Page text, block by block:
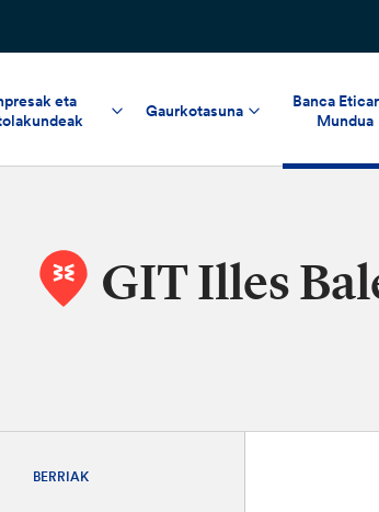
eta
Gaurkotasuna
Banca
Mundua
GIT Illes
BERRIAK